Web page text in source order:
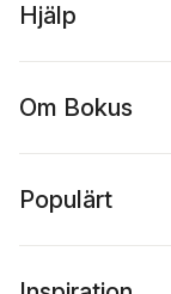
Hjälp
Om Bokus
Populärt